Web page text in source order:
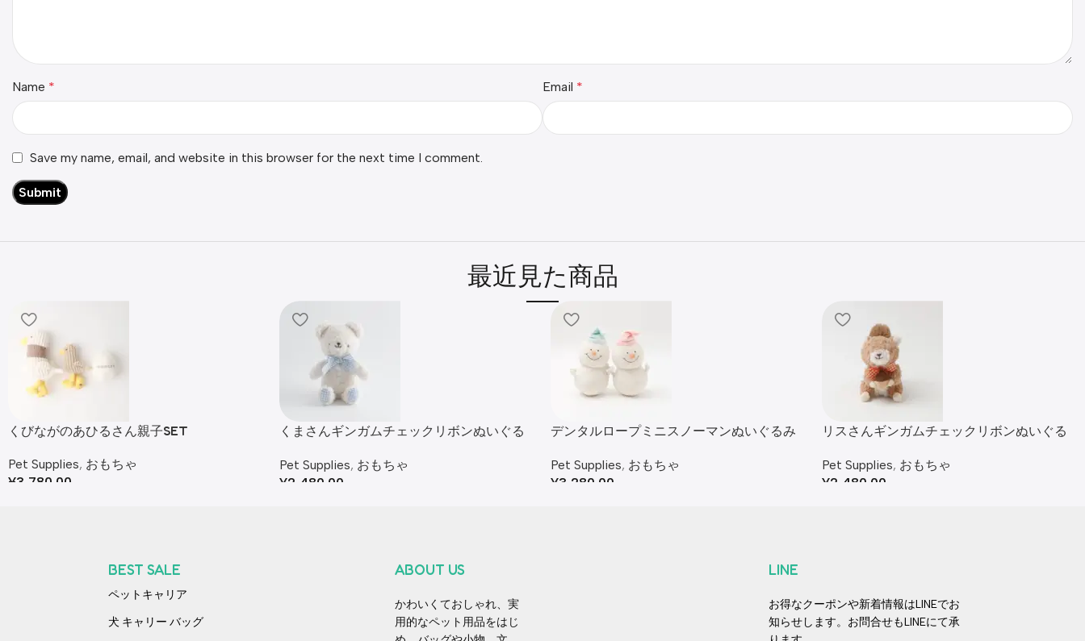
Name * Email *
Save my name, email, and website in this browser for the next time I comment.
最近見た商品
くびながのあひるさん親子SET
Pet Supplies, おもちゃ
¥3,780.00
くまさんギンガムチェックリボンぬいぐる
Pet Supplies, おもちゃ
¥2,480.00
デンタルロープミニスノーマンぬいぐるみ
Pet Supplies, おもちゃ
¥3,280.00
リスさんギンガムチェックリボンぬいぐる
Pet Supplies, おもちゃ
¥2,480.00
BEST SALE
ペットキャリア
犬 キャリー バッグ​
ABOUT US
かわいくておしゃれ、実
用的なペット用品をはじ
LINE
お得なクーポンや新着情報はLINEでお
知らせします。お問合せもLINEにて承